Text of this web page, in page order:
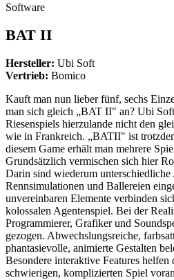
Software
BAT II
Hersteller: Ubi Soft
Vertrieb: Bomico
Kauft man nun lieber fünf, sechs
man sich gleich „BAT II" an? Ubi
Riesenspiels hierzulande nicht den
wie in Frankreich. „BATII" ist
diesem Game erhält man mehrere
Grundsätzlich vermischen sich hier
Darin sind wiederum
Rennsimulationen und Ballereien
unvereinbaren Elemente verbinden
kolossalen Agentenspiel. Bei der
Programmierer, Grafiker und
gezogen. Abwechslungsreiche,
phantasievolle, animierte Gestalten
Besondere interaktive Features helfen
schwierigen, komplizierten Spiel